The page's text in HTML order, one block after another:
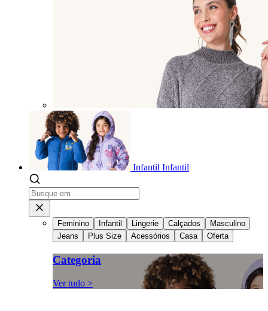
Infantil Infantil
Feminino Infantil Lingerie Calçados
Masculino
Jeans
Plus Size Acessórios Casa Oferta
Categoria
Ver tudo >